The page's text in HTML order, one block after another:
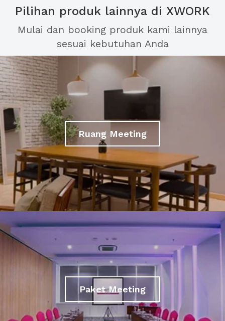
Pilihan produk lainnya di XWORK
Mulai dan booking produk kami lainnya
sesuai kebutuhan Anda
Ruang Meeting
Paket Meeting